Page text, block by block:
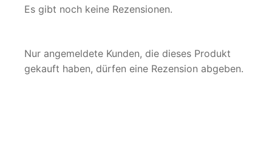
Es gibt noch keine Rezensionen.
Nur angemeldete Kunden, die dieses Produkt
gekauft haben, dürfen eine Rezension abgeben.